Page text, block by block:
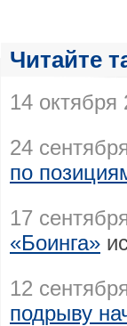
Читайте
14 октября
24
по
17
«Боинга»
12
подрыву